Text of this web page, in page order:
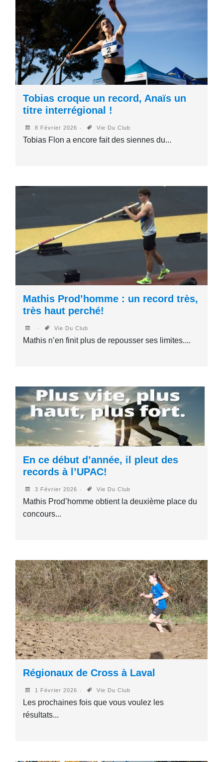
Tobias croque un record, Anaïs un
titre interrégional !
8 Février 2026 Vie Du Club
Tobias Flon a encore fait des siennes du...
Mathis Prod’homme : un record très,
très haut perché!
Vie Du Club
Mathis n’en finit plus de repousser ses limites....
En ce début d’année, il pleut des
records à l’UPAC!
3 Février 2026 Vie Du Club
Mathis Prod’homme obtient la deuxième place du
concours...
Régionaux de Cross à Laval
1 Février 2026 Vie Du Club
Les prochaines fois que vous voulez les
résultats...